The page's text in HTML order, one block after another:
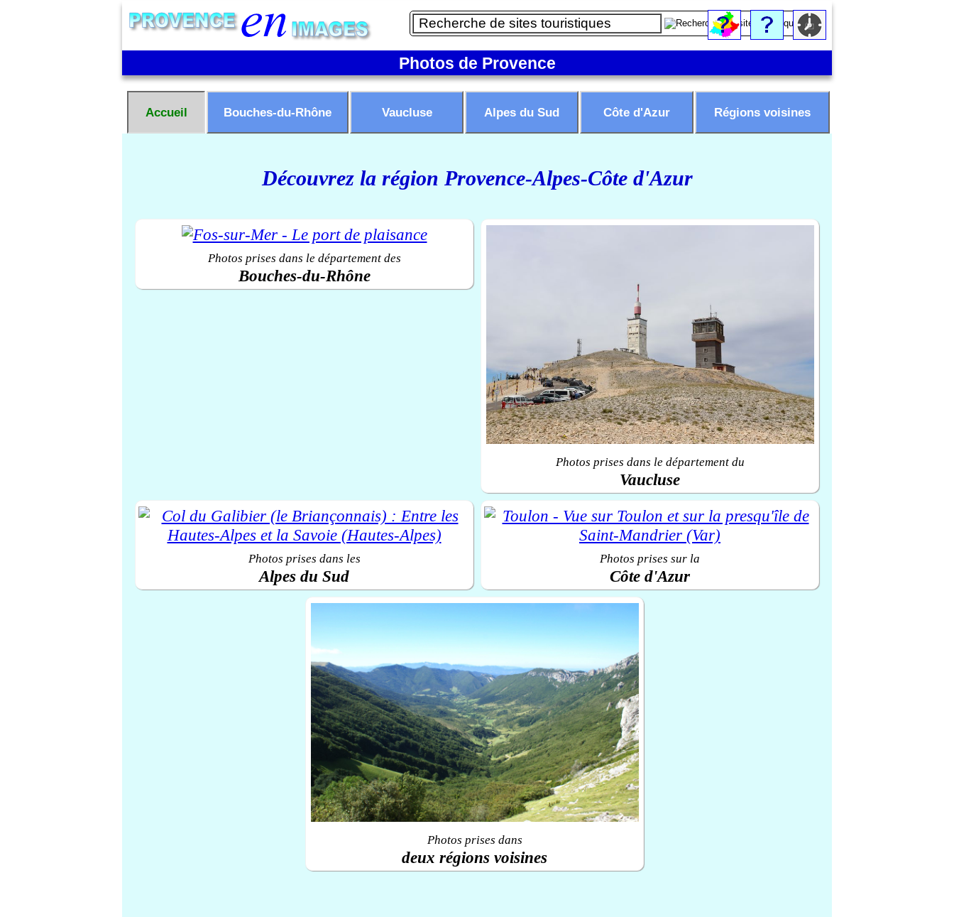
Photos de Provence
Accueil Bouches-du-Rhône Vaucluse Alpes du Sud Côte d'Azur Régions voisines
Découvrez la région Provence-Alpes-Côte d'Azur
Photos prises dans le département des
Bouches-du-Rhône
Photos prises dans le département du
Vaucluse
Photos prises dans les
Alpes du Sud
Photos prises sur la
Côte d'Azur
Photos prises dans
deux régions voisines